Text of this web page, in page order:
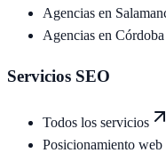
Agencias en
Agencias en Córdoba
Servicios SEO
Todos los servicios
Posicionamiento web